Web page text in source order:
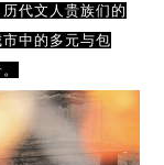
代文人贵族们的
中的多元与包